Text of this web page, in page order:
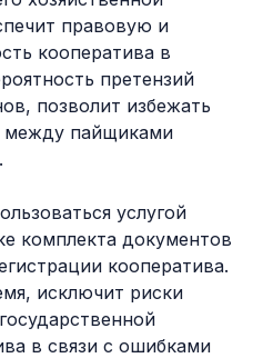
правовую и
кооператива в
претензий
позволит избежать
между пайщиками
услугой
комплекта документов
кооператива.
исключит риски
в связи с ошибками